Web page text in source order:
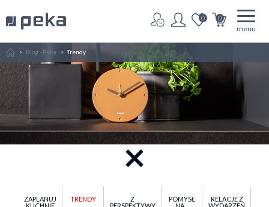
0 0
menu
HomeBlog - Peka Trendy
ZAPLANUJ
TRENDY
Z
POMYSŁ
RELACJE Z